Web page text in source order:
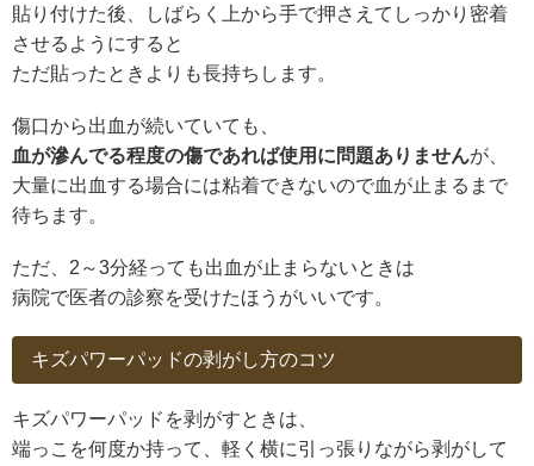
貼り付けた後、しばらく上から手で押さえてしっかり密着
させるようにすると
ただ貼ったときよりも長持ちします。
傷口から出血が続いていても、
血が滲んでる程度の傷であれば使用に問題ありませんが、
大量に出血する場合には粘着できないので血が止まるまで
待ちます。
ただ、2～3分経っても出血が止まらないときは
病院で医者の診察を受けたほうがいいです。
キズパワーパッドの剥がし方のコツ
キズパワーパッドを剥がすときは、
端っこを何度か持って、軽く横に引っ張りながら剥がして